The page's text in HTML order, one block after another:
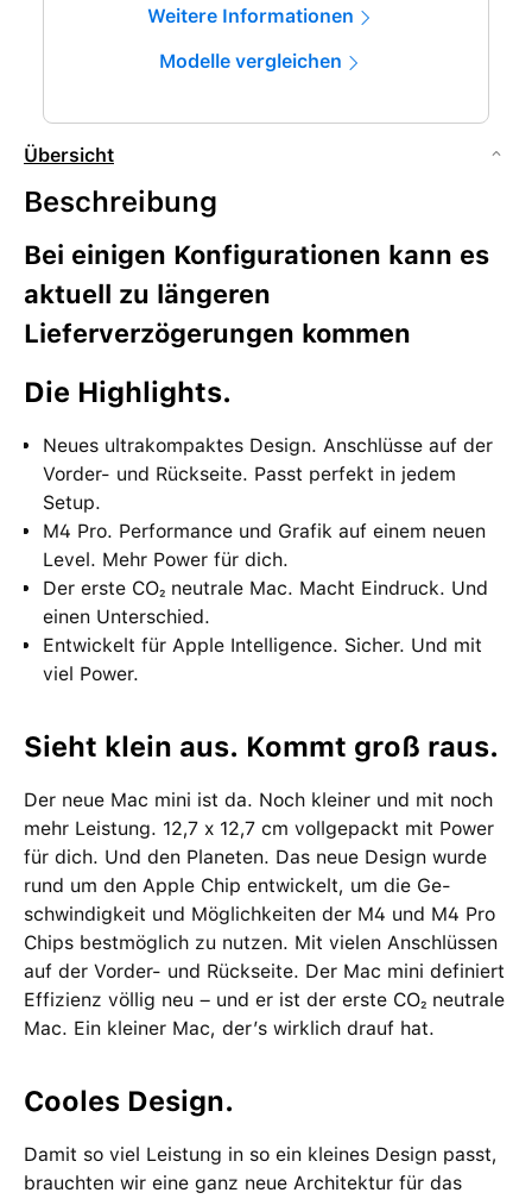
Weitere Informationen
Modelle vergleichen
Übersicht
Beschreibung
Bei einigen Konfigurationen kann es
aktuell zu längeren
Lieferverzögerungen kommen
Die High­lights.
Neues ultrakompaktes Design. Anschlüsse auf der
Vorder- und Rück­seite. Passt perfekt in jedem
Setup.
M4 Pro. Performance und Grafik auf einem neuen
Level. Mehr Power für dich.
Der erste CO₂ neutrale Mac. Macht Eindruck. Und
einen Unter­schied.
Entwickelt für Apple Intelligence. Sicher. Und mit
viel Power.
Sieht klein aus. Kommt groß raus.
Der neue Mac mini ist da. Noch kleiner und mit noch
mehr Leistung. 12,7 x 12,7 cm voll­gepackt mit Power
für dich. Und den Planeten. Das neue Design wurde
rund um den Apple Chip ent­wi­ckelt, um die Ge­
schwin­dig­keit und Möglich­keiten der M4 und M4 Pro
Chips bestmög­lich zu nutzen. Mit vielen Anschlüssen
auf der Vorder- und Rück­seite. Der Mac mini definiert
Effizienz völlig neu – und er ist der erste CO₂ neutrale
Mac. Ein kleiner Mac, der’s wirklich drauf hat.
Cooles Design.
Damit so viel Leistung in so ein kleines Design passt,
brauchten wir eine ganz neue Archi­tektur für das